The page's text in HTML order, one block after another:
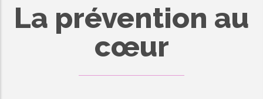
La prévention au
cœur